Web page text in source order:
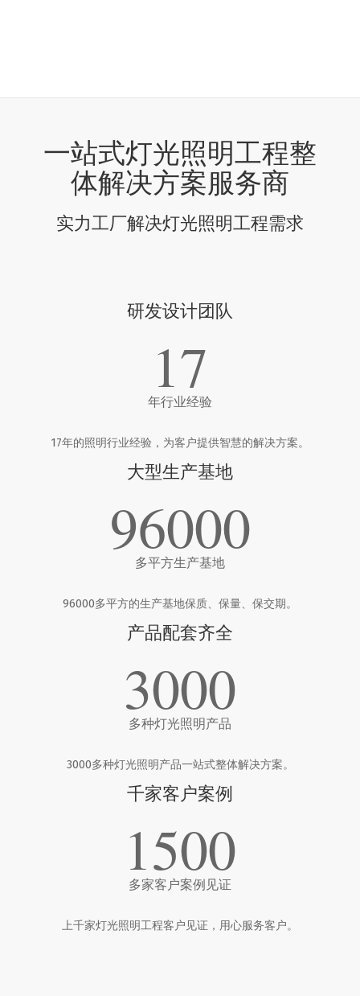
一站式灯光照明工程整
体解决方案服务商
实力工厂解决灯光照明工程需求
研发设计团队
17
年行业经验
17年的照明行业经验，为客户提供智慧的解决方案。
大型生产基地
96000
多平方生产基地
96000多平方的生产基地保质、保量、保交期。
产品配套齐全
3000
多种灯光照明产品
3000多种灯光照明产品一站式整体解决方案。
千家客户案例
1500
多家客户案例见证
上千家灯光照明工程客户见证，用心服务客户。